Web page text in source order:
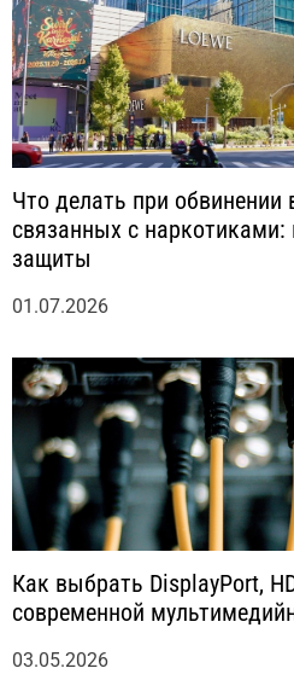
Что делать при обвинении
связанных с
защиты
01.07.2026
Как выбрать DisplayPort,
современной
03.05.2026